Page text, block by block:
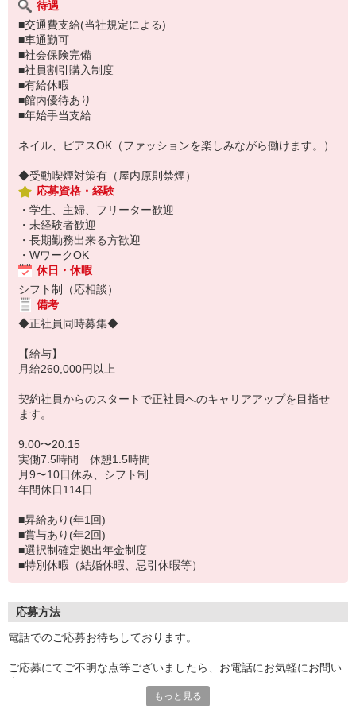
待遇
■交通費支給(当社規定による)
■車通勤可
■社会保険完備
■社員割引購入制度
■有給休暇
■館内優待あり
■年始手当支給
ネイル、ピアスOK（ファッションを楽しみながら働けます。）
◆受動喫煙対策有（屋内原則禁煙）
応募資格・経験
・学生、主婦、フリーター歓迎
・未経験者歓迎
・長期勤務出来る方歓迎
・WワークOK
休日・休暇
シフト制（応相談）
備考
◆正社員同時募集◆
【給与】
月給260,000円以上
契約社員からのスタートで正社員へのキャリアアップを目指せ
ます。
9:00〜20:15
実働7.5時間 休憩1.5時間
月9〜10日休み、シフト制
年間休日114日
■昇給あり(年1回)
■賞与あり(年2回)
■選択制確定拠出年金制度
■特別休暇（結婚休暇、忌引休暇等）
応募方法
電話でのご応募お待ちしております。
ご応募にてご不明な点等ございましたら、お電話にお気軽にお問い
もっと見る